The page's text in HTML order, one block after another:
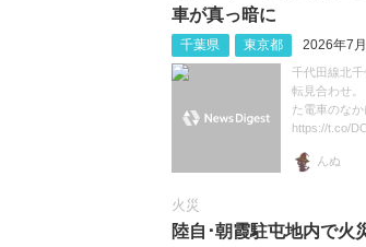
車が真っ暗に
千葉県 東京都 2026年7
千代田線北
転見合わせ。
た電車のなか
https://t.co/
んぬ
火災
陸自･朝霞駐屯地内で火